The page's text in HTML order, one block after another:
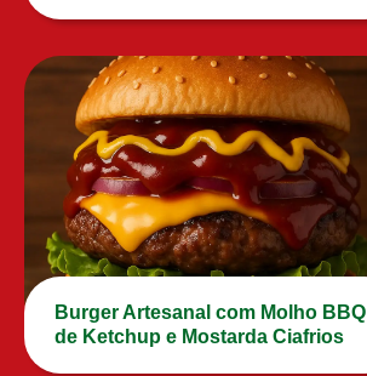
Burger Artesanal com Molho BBQ
de Ketchup e Mostarda Ciafrios